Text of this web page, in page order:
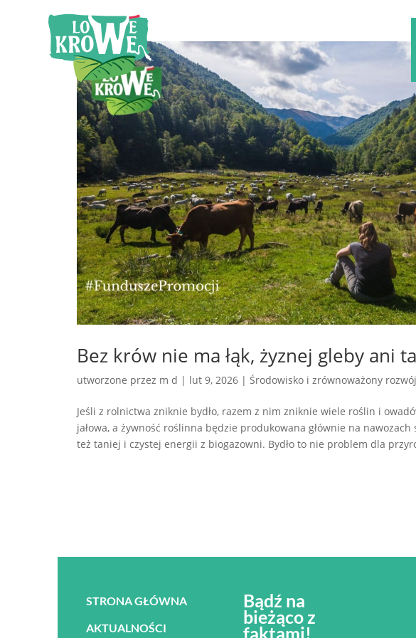
Bez krów nie ma łąk, żyznej gleby ani
utworzone przez m d | lut 9, 2026 | Środowisko i zrównoważony rozwój
Jeśli z rolnictwa zniknie bydło, razem z nim zniknie wiele roślin i
jałowa, a żywność roślinna będzie produkowana głównie na
też taniej i czystej energii z biogazowni. Bydło to nie problem dla
STRONA GŁÓWNA
AKTUALNOŚCI
Bądź na
bieżąco z
faktami!